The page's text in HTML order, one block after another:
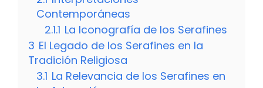
Contemporáneas
2.1.1 La Iconografía de los Serafines
3 El Legado de los Serafines en la
Tradición Religiosa
3.1 La Relevancia de los Serafines en